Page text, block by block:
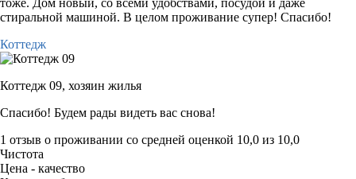
стиральной машиной. В целом проживание супер! Спасибо!
Коттедж
Коттедж 09, хозяин жилья
Спасибо! Будем рады видеть вас снова!
1 отзыв о проживании со средней оценкой 10,0 из 10,0
Чистота
Цена - качество